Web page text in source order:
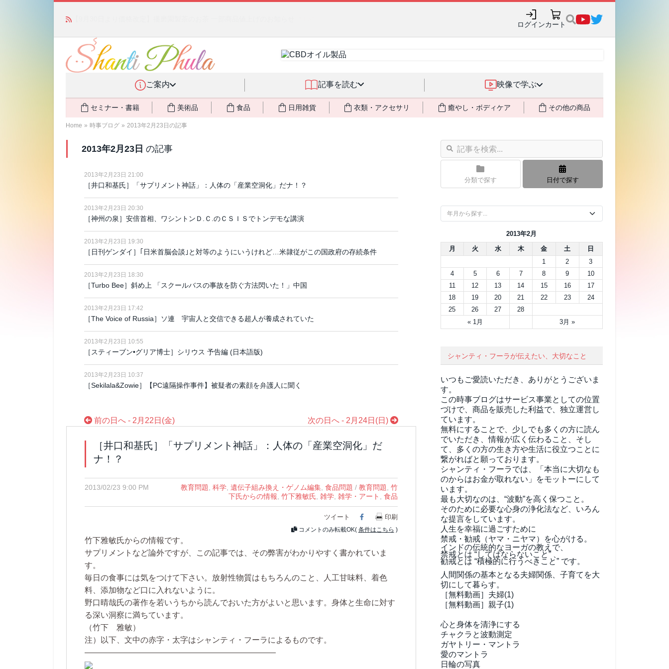
ログインカート
ご案内 記事を読む 映像で学ぶ
セミナー・書籍 美術品 食品 日用雑貨 衣類・アクセサリ 癒やし・ボディケア その他の商品
Home » 時事ブログ » 2013年2月23日の記事
2013年2月23日 の記事
2013年2月23日 21:00
［井口和基氏］「サプリメント神話」：人体の「産業空洞化」だナ！？
2013年2月23日 20:30
［神州の泉］安倍首相、ワシントンＤ.Ｃ.のＣＳＩＳでトンデモな講演
2013年2月23日 19:30
［日刊ゲンダイ］｢日米首脳会談｣と対等のようにいうけれど…米隷従がこの国政府の存続条件
2013年2月23日 18:30
［Turbo Bee］斜め上 「スクールバスの事故を防ぐ方法閃いた！」中国
2013年2月23日 17:42
［The Voice of Russia］ソ連 宇宙人と交信できる超人が養成されていた
2013年2月23日 10:55
［スティーブン•グリア博士］シリウス 予告編 (日本語版)
2013年2月23日 10:37
［Sekilala&Zowie］【PC遠隔操作事件】被疑者の素顔を弁護人に聞く
前の日へ - 2月22日(金) 次の日へ - 2月24日(日)
［井口和基氏］「サプリメント神話」：人体の「産業空洞化」だ
ナ！？
2013/02/23 9:00 PM 教育問題 科学, 遺伝子組み換え・ゲノム編集, 食品問題 / 教育問題
竹
下氏からの情報 竹下雅敏氏 雑学, 雑学・アート 食品
ツイート Facebook
印刷
コメントのみ転載OK( 条件はこちら )
竹下雅敏氏からの情報です。
サプリメントなど論外ですが、この記事では、その弊害がわかりやすく書かれていま
す。
毎日の食事には気をつけて下さい。放射性物質はもちろんのこと、人工甘味料、着色
料、添加物など口に入れないように。
野口晴哉氏の著作を若いうちから読んでおいた方がよいと思います。身体と生命に対す
る深い洞察に満ちています。
（竹下 雅敏）
注）以下、文中の赤字・太字はシャンティ・フーラによるものです。
————————————————————————
分類で探す 日付で探す
2013年2月
月
火 水 木 金 土 日
« 1月 3月 »
1 2
3
4
5 6 7 8 9
10
11
12 13 14 15 16
17
18
19 20 21 22 23
24
25
26 27 28
シャンティ・フーラが伝えたい、大切なこと
いつもご愛読いただき、ありがとうございま
す。
この時事ブログはサービス事業としての位置
づけで、商品を販売した利益で、独立運営し
ています。
無料にすることで、少しでも多くの方に読ん
でいただき、情報が広く伝わること、そし
て、 多くの方の生き方や生活に役立つことに
繋がればと願っております。
シャンティ・フーラでは、「本当に大切なも
のからはお金が取れない」をモットーにして
います。
最も大切なのは、“波動”を高く保つこと。
そのために必要な心身の浄化法など、いろん
な提言をしています。
人生を幸福に過ごすために
禁戒・勧戒（ヤマ・ニヤマ）を心がける。
インドの伝統的なヨーガの教えで、
禁戒とは “してはならないこと” 、
勧戒とは “積極的に行うべきこと” です。
人間関係の基本となる夫婦関係、子育てを大
切にして暮らす。
［無料動画］夫婦(1)
［無料動画］親子(1)
心と身体を清浄にする
チャクラと波動測定
ガヤトリー・マントラ
愛のマントラ
日輪の写真